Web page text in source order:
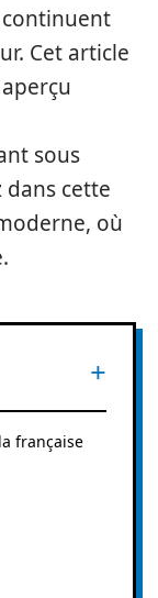
Cet article
sous
dans cette
où
française